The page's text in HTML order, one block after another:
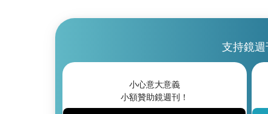
支持鏡週
小心意大意義
小額贊助鏡週刊！